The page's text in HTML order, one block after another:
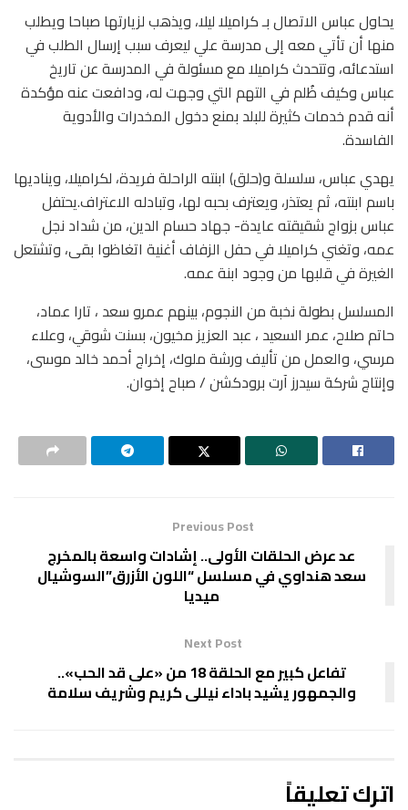
يحاول عباس الاتصال بـ كراميلا ليلا، ويذهب لزيارتها صباحا ويطلب
منها أن تأتي معه إلى مدرسة علي ليعرف سبب إرسال الطلب في
استدعائه، وتتحدث كراميلا مع مسئولة في المدرسة عن تاريخ
عباس وكيف ظُلم في التهم التي وجهت له، ودافعت عنه مؤكدة
أنه قدم خدمات كثيرة للبلد بمنع دخول المخدرات والأدوية
الفاسدة.
يهدي عباس، سلسلة و(حلق) ابنته الراحلة فريدة، لكراميلا، ويناديها
باسم ابنته، ثم يعتذر، ويعترف بحبه لها، وتبادله الاعتراف.يحتفل
عباس بزواج شقيقته عايدة- جهاد حسام الدين، من شداد نجل
عمه، وتغني كراميلا في حفل الزفاف أغنية اتغاظوا بقى، وتشتعل
الغيرة في قلبها من وجود ابنة عمه.
المسلسل بطولة نخبة من النجوم، بينهم عمرو سعد ، تارا عماد،
حاتم صلاح، عمر السعيد ، عبد العزيز مخيون، بسنت شوقي، وعلاء
مرسي، والعمل من تأليف ورشة ملوك، إخراج أحمد خالد موسى،
وإنتاج شركة سيدرز آرت برودكشن / صباح إخوان.
Previous Post
عد عرض الحلقات الأولى.. إشادات واسعة بالمخرج
سعد هنداوي في مسلسل “اللون الأزرق”السوشيال
ميديا
Next Post
تفاعل كبير مع الحلقة 18 من «على قد الحب»..
والجمهور يشيد باداء نيللى كريم وشريف سلامة
اترك تعليقاً